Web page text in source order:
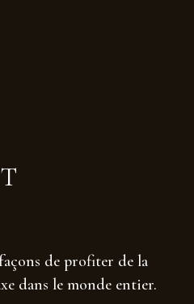
de profiter de la
dans le monde entier.